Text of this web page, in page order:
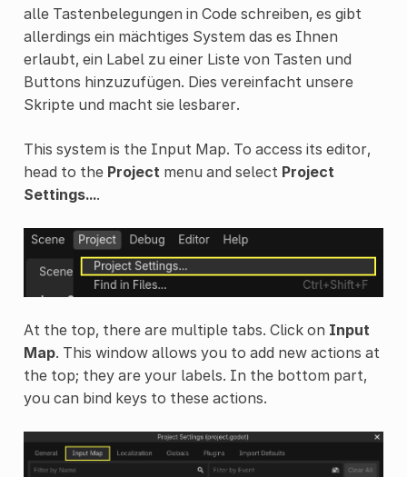
alle Tastenbelegungen in Code schreiben, es gibt
allerdings ein mächtiges System das es Ihnen
erlaubt, ein Label zu einer Liste von Tasten und
Buttons hinzuzufügen. Dies vereinfacht unsere
Skripte und macht sie lesbarer.
This system is the Input Map. To access its editor,
head to the Projectmenu and select Project
Settings....
At the top, there are multiple tabs. Click on Input
Map. This window allows you to add new actions at
the top; they are your labels. In the bottom part,
you can bind keys to these actions.